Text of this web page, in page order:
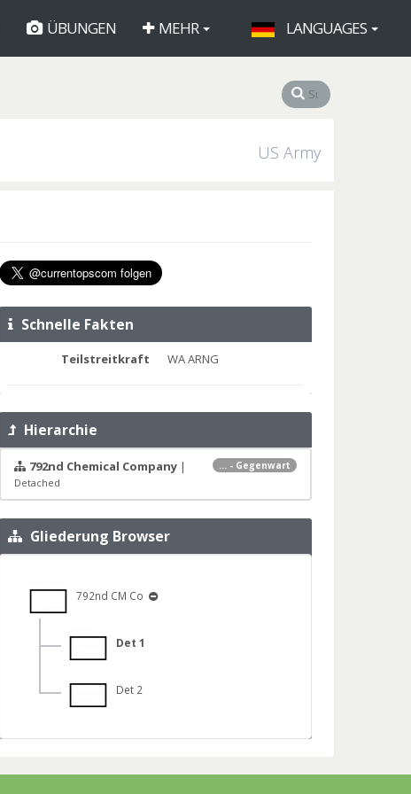
ÜBUNGEN MEHR LANGUAGES
US Army
Schnelle Fakten
Teilstreitkraft WA ARNG
Hierarchie
... - Gegenwart
792nd Chemical Company|
Detached
Gliederung Browser
792nd CM Co
Det 1
Det 2